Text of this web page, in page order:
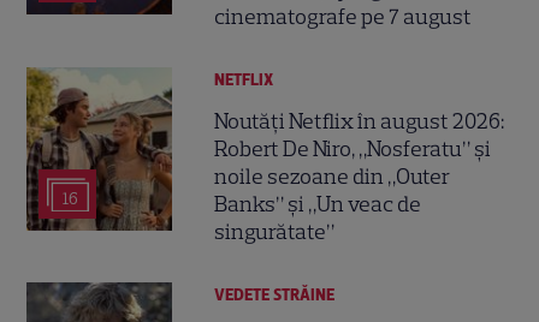
cinematografe pe 7 august
16
NETFLIX
Noutăți Netflix în august 2026:
Robert De Niro, „Nosferatu” și
noile sezoane din „Outer
Banks” și „Un veac de
singurătate”
VEDETE STRĂINE